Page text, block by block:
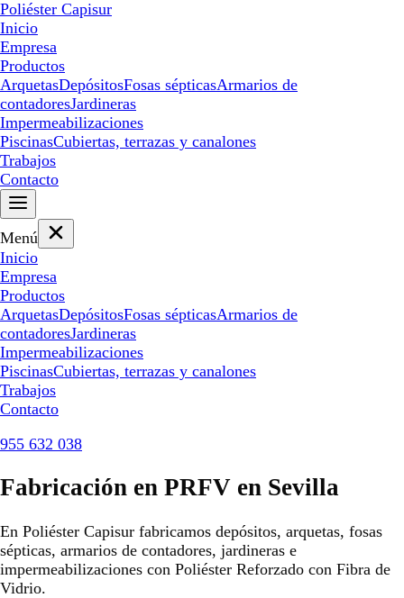
Poliéster Capisur
Inicio
Empresa
Productos
ArquetasDepósitosFosas sépticasArmarios de
contadoresJardineras
Impermeabilizaciones
PiscinasCubiertas, terrazas y canalones
Trabajos
Contacto
Menú
Inicio
Empresa
Productos
ArquetasDepósitosFosas sépticasArmarios de
contadoresJardineras
Impermeabilizaciones
PiscinasCubiertas, terrazas y canalones
Trabajos
Contacto
955 632 038
Fabricación en PRFV en Sevilla
En Poliéster Capisur fabricamos depósitos, arquetas, fosas
sépticas, armarios de contadores, jardineras e
impermeabilizaciones con Poliéster Reforzado con Fibra de
Vidrio.